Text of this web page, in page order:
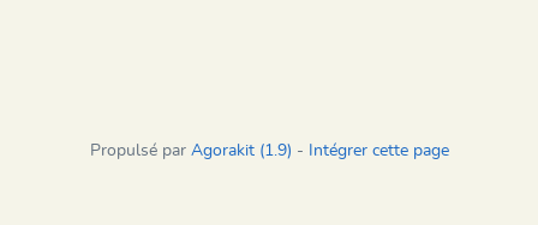
Propulsé par Agorakit (1.9) - Intégrer cette page